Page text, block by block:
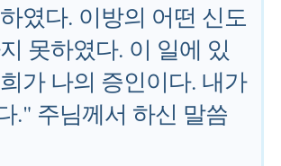
였다. 이방의 어떤 신도
못하였다. 이 일에 있
가 나의 증인이다. 내가
." 주님께서 하신 말씀